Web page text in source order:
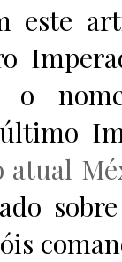
este
o
atual